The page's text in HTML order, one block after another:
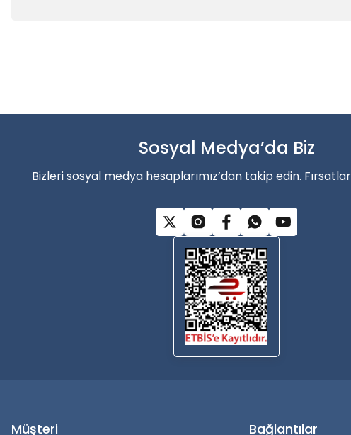
Ürün fiyatı diğer sitelerden daha pahalı.
Bu ürüne benzer farklı alternatifler olmalı.
Alışverişe Başla
Sosyal Medya’da Biz
Bizleri sosyal medya hesaplarımız’dan takip edin.
Müşteri Bağlantılar